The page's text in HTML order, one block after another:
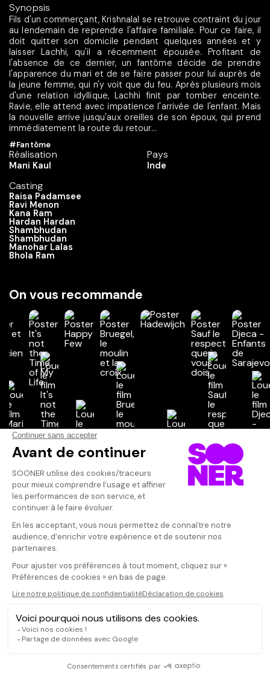
Synopsis
Fils d'un commerçant, Krishnalal se retrouve contraint du jour
au lendemain de reprendre l'affaire familiale. Pour ce faire, il
doit quitter son domicile pendant quelques années et y
laisser Lachhi, qu'il a récemment épousée. Profitant de
l'absence de ce dernier, un fantôme décide de prendre
l'apparence du mari et de se faire passer pour lui auprès de
la jeune femme, qui n'y voit que du feu. Après plusieurs mois
d'une relation idyllique, Lachhi finit par tomber enceinte.
Ravie, elle attend avec impatience l'arrivée de l'enfant. Mais
la nouvelle arrive jusqu'aux oreilles de son époux, qui prend
immédiatement la route du retour...
#Fantôme
Réalisation
Mani Kaul
Casting
Raisa Padamsee
Ravi Menon
Kana Ram
Hardan Hardan
Shambhudan
Shambhudan
Manohar Lalas
Bhola Ram
Pays
Inde
On vous recommande
Vos avis
Donnez votre avis
Votre note
Votre commentaire
Il faut vous connecter pour
publier un avis
CONNEXION